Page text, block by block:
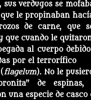
verdugos se
le propinaban
de carne, que
que cuando le
al cuerpo
por el terrorífico
flagelum). No le
de
una especie de casco